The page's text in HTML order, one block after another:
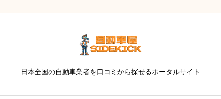
日本全国の自動車業者を口コミから探せるポータルサイト